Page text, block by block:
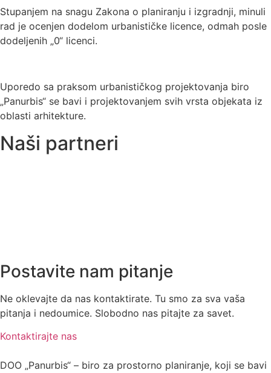
Stupanjem na snagu Zakona o planiranju i izgradnji, minuli
rad je ocenjen dodelom urbanističke licence, odmah posle
dodeljenih „0“ licenci.
Uporedo sa praksom urbanističkog projektovanja biro
„Panurbis“ se bavi i projektovanjem svih vrsta objekata iz
oblasti arhitekture.
Naši partneri
Postavite nam pitanje
Ne oklevajte da nas kontaktirate. Tu smo za sva vaša
pitanja i nedoumice. Slobodno nas pitajte za savet.
Kontaktirajte nas
DOO „Panurbis“ – biro za prostorno planiranje, koji se bavi